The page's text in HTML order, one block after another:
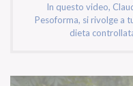
In questo video,
Pesoforma, si rivolge a
dieta